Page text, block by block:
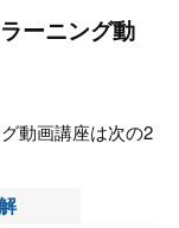
ーニング動
動画講座は次の2